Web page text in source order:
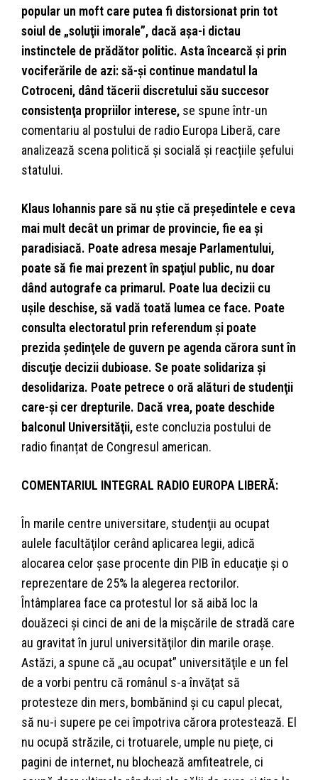
popular un moft care putea fi distorsionat prin tot
soiul de „soluţii imorale”, dacă aşa-i dictau
instinctele de prădător politic. Asta încearcă şi prin
vociferările de azi: să-şi continue mandatul la
Cotroceni, dând tăcerii discretului său succesor
consistenţa propriilor interese, se spune într-un
comentariu al postului de radio Europa Liberă, care
analizează scena politică și socială și reacțiile șefului
statului.
Klaus Iohannis pare să nu ştie că preşedintele e ceva
mai mult decât un primar de provincie, fie ea şi
paradisiacă. Poate adresa mesaje Parlamentului,
poate să fie mai prezent în spaţiul public, nu doar
dând autografe ca primarul. Poate lua decizii cu
uşile deschise, să vadă toată lumea ce face. Poate
consulta electoratul prin referendum şi poate
prezida şedinţele de guvern pe agenda cărora sunt în
discuţie decizii dubioase. Se poate solidariza şi
desolidariza. Poate petrece o oră alături de studenţii
care-şi cer drepturile. Dacă vrea, poate deschide
balconul Universităţii, este concluzia postului de
radio finanțat de Congresul american.
COMENTARIUL INTEGRAL RADIO EUROPA LIBERĂ:
În marile centre universitare, studenţii au ocupat
aulele facultăţilor cerând aplicarea legii, adică
alocarea celor şase procente din PIB în educaţie şi o
reprezentare de 25% la alegerea rectorilor.
Întâmplarea face ca protestul lor să aibă loc la
douăzeci şi cinci de ani de la mişcările de stradă care
au gravitat în jurul universităţilor din marile oraşe.
Astăzi, a spune că „au ocupat” universităţile e un fel
de a vorbi pentru că românul s-a învăţat să
protesteze din mers, bombănind şi cu capul plecat,
să nu-i supere pe cei împotriva cărora protestează. El
nu ocupă străzile, ci trotuarele, umple nu pieţe, ci
pagini de internet, nu blochează amfiteatrele, ci